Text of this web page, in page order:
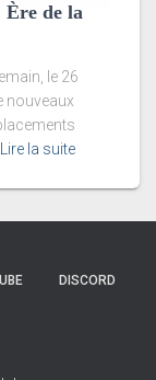
Ère de la
le 26
nouveaux
Lire la suite
DISCORD